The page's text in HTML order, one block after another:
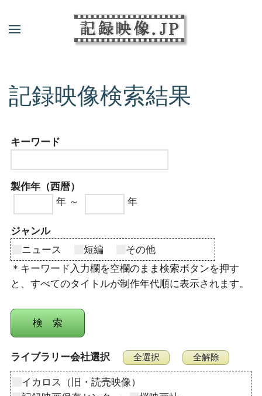
記録映像検索結果
キーワード
製作年（西暦）
年 ～
年
ジャンル
ニュース
短編
その他
＊キーワード入力欄を空欄のまま検索ボタンを押す
と、すべてのタイトルが制作年代順に表示されます。
ライブラリー会社選択
イカロス（旧・読売映像）